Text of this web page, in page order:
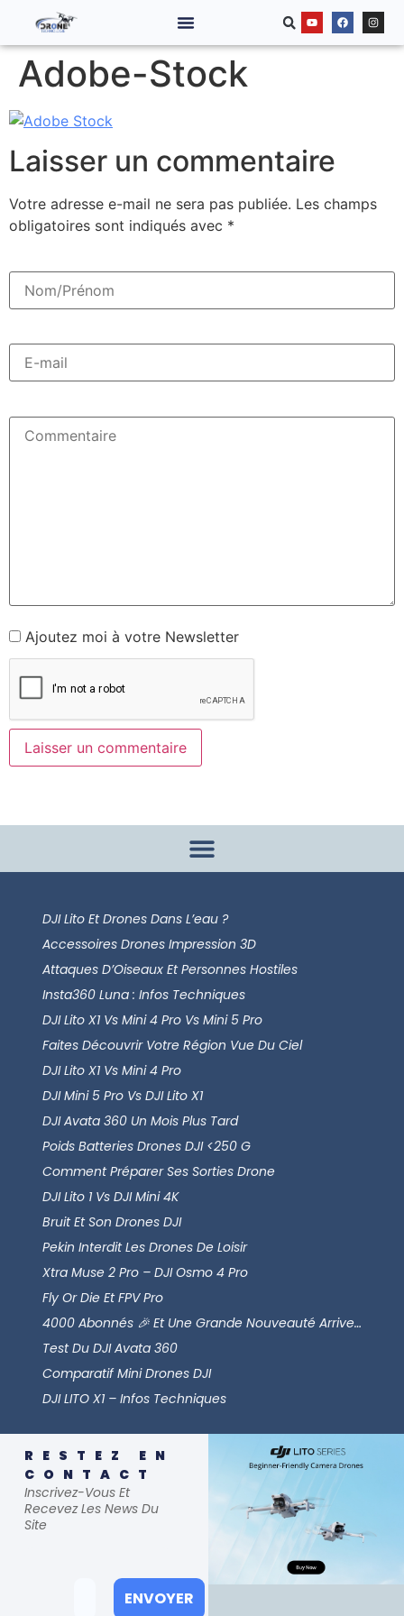
Adobe-Stock
Laisser un commentaire
Votre adresse e-mail ne sera pas publiée. Les champs
obligatoires sont indiqués avec *
Ajoutez moi à votre Newsletter
DJI Lito Et Drones Dans L’eau ?
Accessoires Drones Impression 3D
Attaques D’Oiseaux Et Personnes Hostiles
Insta360 Luna : Infos Techniques
DJI Lito X1 Vs Mini 4 Pro Vs Mini 5 Pro
Faites Découvrir Votre Région Vue Du Ciel
DJI Lito X1 Vs Mini 4 Pro
DJI Mini 5 Pro Vs DJI Lito X1
DJI Avata 360 Un Mois Plus Tard
Poids Batteries Drones DJI <250 G
Comment Préparer Ses Sorties Drone
DJI Lito 1 Vs DJI Mini 4K
Bruit Et Son Drones DJI
Pekin Interdit Les Drones De Loisir
Xtra Muse 2 Pro – DJI Osmo 4 Pro
Fly Or Die Et FPV Pro
4000 Abonnés 🎉 Et Une Grande Nouveauté Arrive…
Test Du DJI Avata 360
Comparatif Mini Drones DJI
DJI LITO X1 – Infos Techniques
RESTEZ EN
CONTACT
Inscrivez-Vous Et
Recevez Les News Du
Site